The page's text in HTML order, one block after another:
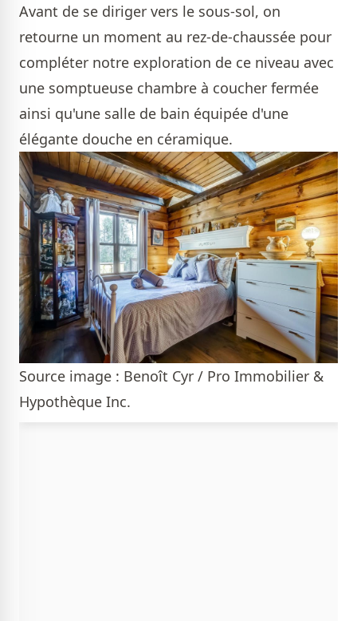
Avant de se diriger vers le sous-sol, on
retourne un moment au rez-de-chaussée pour
compléter notre exploration de ce niveau avec
une somptueuse chambre à coucher fermée
ainsi qu'une salle de bain équipée d'une
élégante douche en céramique.
Source image : Benoît Cyr / Pro Immobilier &
Hypothèque Inc.